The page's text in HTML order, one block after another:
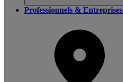
Professionnels & Entreprises